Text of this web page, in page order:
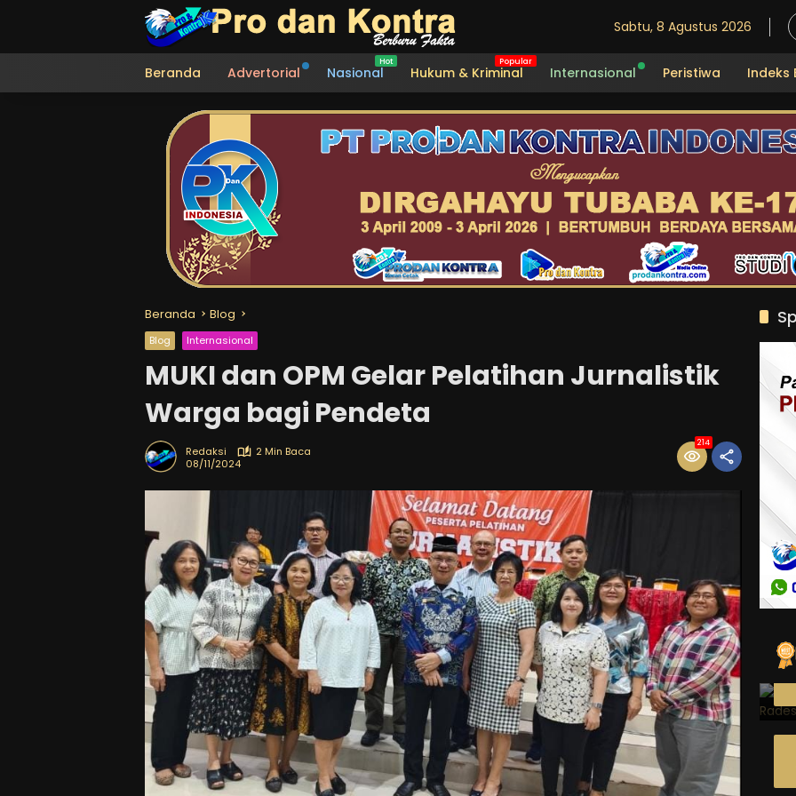
Sabtu, 8 Agustus 2026
Beranda Advertorial Nasional Hukum & Kriminal Internasional Peristiwa Indeks
Beranda Blog
Blog Internasional
MUKI dan OPM Gelar Pelatihan Jurnalistik
Warga bagi Pendeta
Redaksi
2 Min Baca
08/11/2024
214